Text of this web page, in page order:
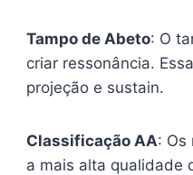
Tampo de Abeto: O
criar ressonância.
projeção e sustain.
Classificação AA: Os
a mais alta qualidade